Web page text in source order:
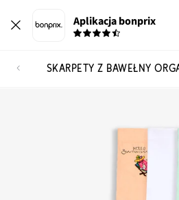
Aplikacja bonprix
SKARPETY Z BAWEŁNY